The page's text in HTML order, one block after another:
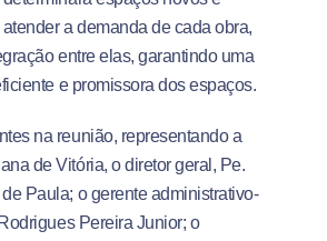
a demanda de cada obra,
entre elas, garantindo uma
e promissora dos espaços.
na reunião, representando a
de Vitória, o diretor geral, Pe.
Paula; o gerente administrativo-
Pereira Junior; o